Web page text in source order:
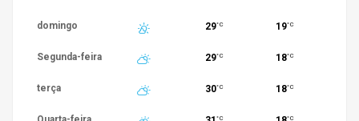
domingo 29°C 19°C
Segunda-feira 29°C 18°C
terça 30°C 18°C
°C °C